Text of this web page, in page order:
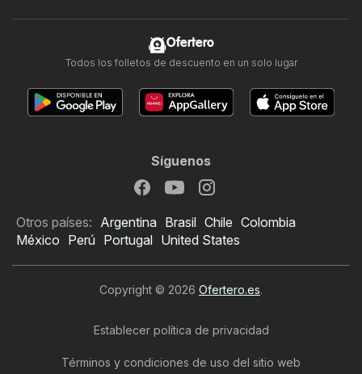
Ofertero
Todos los folletos de descuento en un solo lugar
Síguenos
Otros países: Argentina Brasil Chile Colombia
México Perú Portugal United States
Copyright © 2026 Ofertero.es.
Establecer política de privacidad
Términos y condiciones de uso del sitio web